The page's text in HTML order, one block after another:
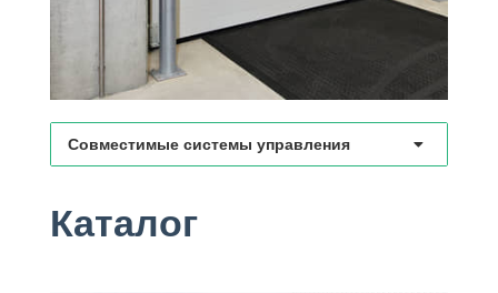
Совместимые системы управления
Каталог